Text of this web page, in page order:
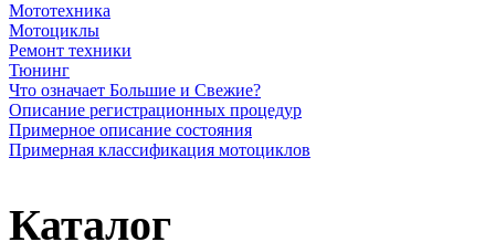
Мототехника
Мотоциклы
Ремонт техники
Тюнинг
Что означает Большие и Свежие?
Описание регистрационных процедур
Примерное описание состояния
Примерная классификация мотоциклов
Каталог